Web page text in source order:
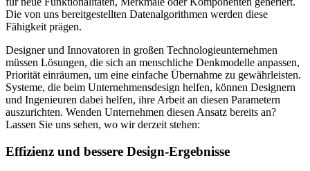
Die von uns bereitgestellten Datenalgorithmen werden diese
Fähigkeit prägen.
Designer und Innovatoren in großen Technologieunternehmen
müssen Lösungen, die sich an menschliche Denkmodelle anpassen,
Priorität einräumen, um eine einfache Übernahme zu gewährleisten.
Systeme, die beim Unternehmensdesign helfen, können Designern
und Ingenieuren dabei helfen, ihre Arbeit an diesen Parametern
auszurichten. Wenden Unternehmen diesen Ansatz bereits an?
Lassen Sie uns sehen, wo wir derzeit stehen:
Effizienz und bessere Design-Ergebnisse